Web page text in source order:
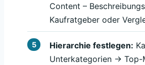
Content –
Kaufratgeber oder
Hierarchie festlegen:
Unterkategorien →